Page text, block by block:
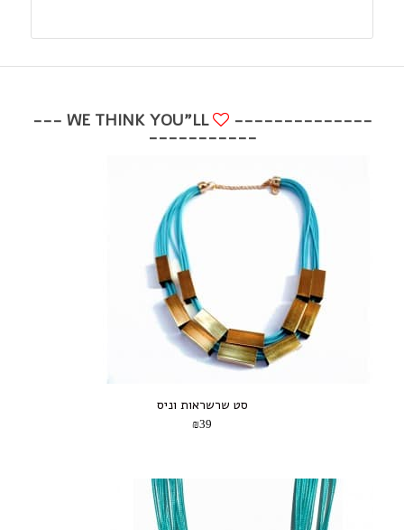
--------------
WE THINK YOU"LL ---
-----------
סט שרשראות וניס
₪39